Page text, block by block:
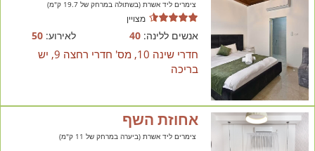
צימרים ליד אשרת (בשתולה במרחק של 19.7 ק"מ)
מצויין
אנשים ללינה:40 לאירוע:50
חדרי שינה 10, מס' חדרי רחצה 9, יש
בריכה
אחוזת השף
צימרים ליד אשרת (ביערה במרחק של 11 ק"מ)